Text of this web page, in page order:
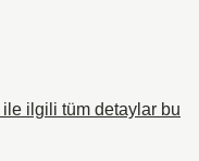
ile ilgili tüm detaylar bu